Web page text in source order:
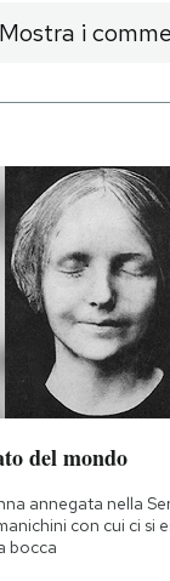
Mostra i
del mondo
annegata nella
con cui ci si
bocca